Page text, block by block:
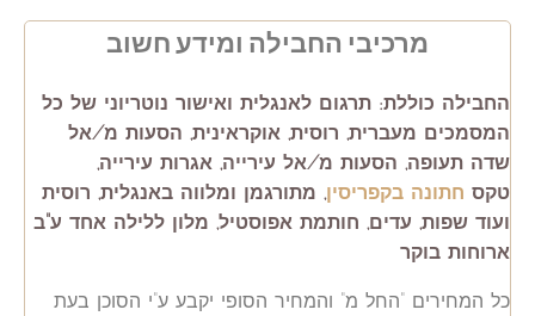
מרכיבי החבילה ומידע חשוב
החבילה כוללת: תרגום לאנגלית ואישור נוטריוני של כל
המסמכים מעברית, רוסית, אוקראינית, הסעות מ/אל
שדה תעופה, הסעות מ/אל עירייה, אגרות עירייה,
טקס חתונה בקפריסין, מתורגמן ומלווה באנגלית, רוסית
ועוד שפות, עדים, חותמת אפוסטיל, מלון ללילה אחד ע"ב
ארוחות בוקר
כל המחירים "החל מ" והמחיר הסופי יקבע ע"י הסוכן בעת